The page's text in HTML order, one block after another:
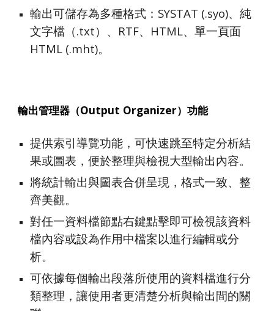
輸出可儲存為多種格式：SYSTAT (.syo)、純
文字檔（.txt）、RTF、HTML、單一頁面
HTML (.mht)。
輸出管理器 （Output Organizer）功能
提供索引導覽功能，可快速跳至特定分析結
果或圖表，便於整理與檢視大型輸出內容。
將統計輸出與圖表合併呈現，格式一致、整
齊美觀。
對任一資料檔節點右鍵點擊即可檢視該資料
檔內容或設為作用中檔案以進行編輯或分
析。
可依據每個輸出段落所使用的資料檔進行分
類整理，讓使用者更清楚分析與輸出間的關